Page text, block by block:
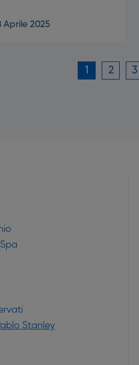
Aprile 2025
1 2 3
Stanley(si apre in una